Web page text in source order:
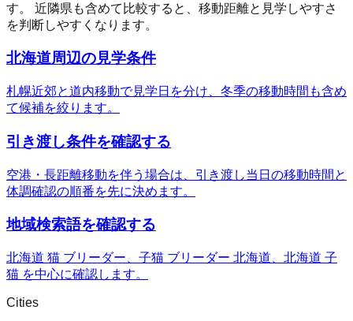
す。 近隣県も含めて比較すると、移動距離と見学しやすさ
を判断しやすくなります。
北海道周辺の見学条件
札幌近郊と道内移動で見学日を分け、冬季の移動時間も含め
て候補を絞ります。
引き渡し条件を確認する
空港・長距離移動を伴う場合は、引き渡し当日の移動時間と
体調確認の順番を先に決めます。
地域検索語を確認する
北海道 猫 ブリーダー、子猫 ブリーダー 北海道、北海道 子
猫 を中心に確認します。
Cities